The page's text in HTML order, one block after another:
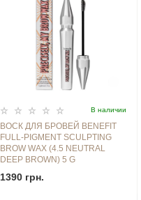
В наличии
ВОСК ДЛЯ БРОВЕЙ BENEFIT
FULL-PIGMENT SCULPTING
BROW WAX (4.5 NEUTRAL
DEEP BROWN) 5 G
1390 грн.